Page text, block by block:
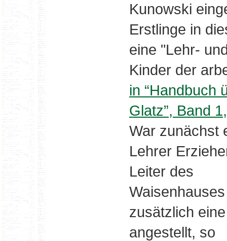
Kunowski
Erstlinge in
eine "Lehr-
Kinder der
in “Handbuch
Glatz”, Band
War zunächst
Lehrer
Leiter des
zusätzlich
angestellt, so